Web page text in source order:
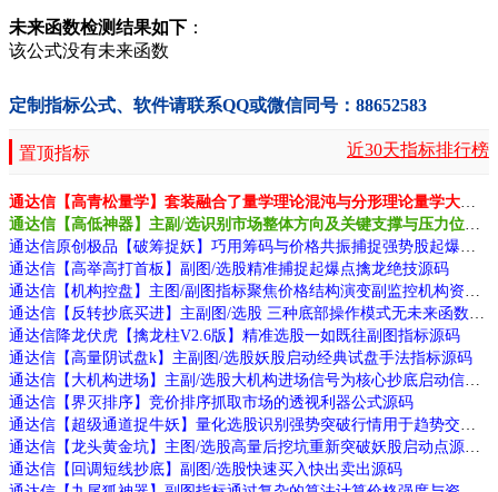
未来函数检测结果如下 ：
该公式没有未来函数
定制指标公式、软件请联系QQ或微信同号：88652583
置顶指标 近30天指标排行榜
通达信【高举高打首板】副图/选股精准捕捉起爆点擒龙绝技源码
通达信降龙伏虎【擒龙柱V2.6版】精准选股一如既往副图指标源码
通达信【高量阴试盘k】主副图/选股妖股启动经典试盘手法指标源码
通达信【界灭排序】竞价排序抓取市场的透视利器公式源码
通达信【回调短线抄底】副图/选股快速买入快出卖出源码